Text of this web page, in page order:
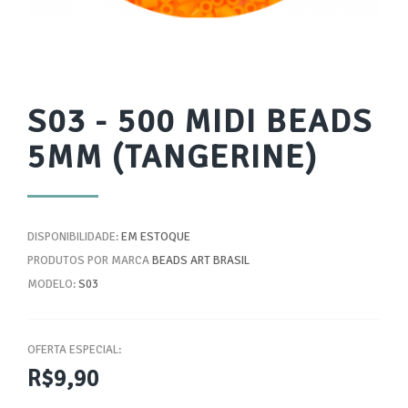
S03 - 500 MIDI BEADS
5MM (TANGERINE)
DISPONIBILIDADE:EM ESTOQUE
PRODUTOS POR MARCABEADS ART BRASIL
MODELO:S03
OFERTA ESPECIAL:
R$9,90